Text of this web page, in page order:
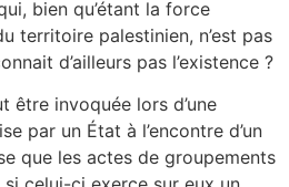
bien qu’étant la force
territoire palestinien, n’est pas
d’ailleurs pas l’existence ?
être invoquée lors d’une
par un État à l’encontre d’un
que les actes de groupements